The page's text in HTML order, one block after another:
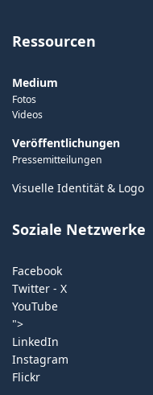
Ressourcen
Medium
Fotos
Videos
Veröffentlichungen
Pressemitteilungen
Visuelle Identität & Logo
Soziale Netzwerke
Facebook
Twitter - X
YouTube
">
LinkedIn
Instagram
Flickr